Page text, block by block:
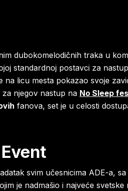
dubokomelodičnih traka u
standardnoj postavci za
na licu mesta pokazao svoje
njegov nastup na No Sleep
fanova, set je u celosti
svim učesnicima ADE-a,
je nadmašio i najveće svetske